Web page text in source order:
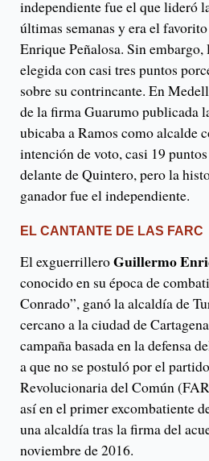
independiente fue el que lideró
últimas semanas y era el
Enrique Peñalosa. Sin
elegida con casi tres puntos
sobre su contrincante. En
de la firma Guarumo publicada
ubicaba a Ramos como alcalde
intención de voto, casi 19
delante de Quintero, pero la
ganador fue el independiente.
EL CANTANTE DE LAS FARC
El exguerrilleroGuillermo
conocido en su época de
Conrado”, ganó la alcaldía de
cercano a la ciudad de
campaña basada en la defensa
a que no se postuló por el
Revolucionaria del Común
así en el primer excombatiente
una alcaldía tras la firma del
noviembre de 2016.